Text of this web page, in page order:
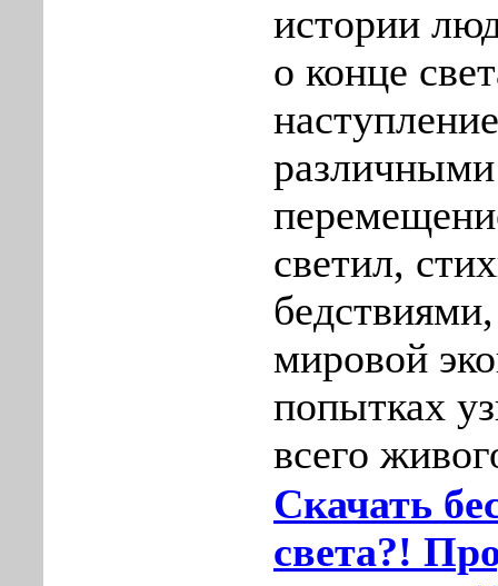
истории
о конце
светил,
мировой
попытках
всего
Скачать
света?!